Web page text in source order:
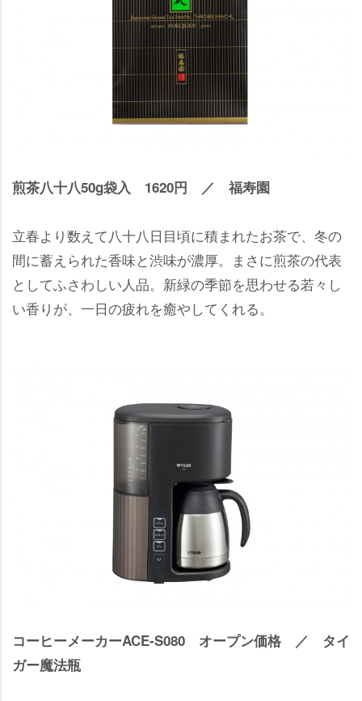
煎茶八十八50g袋入 1620円 ／ 福寿園
立春より数えて八十八日目頃に積まれたお茶で、冬の
間に蓄えられた香味と渋味が濃厚。まさに煎茶の代表
としてふさわしい人品。新緑の季節を思わせる若々し
い香りが、一日の疲れを癒やしてくれる。
コーヒーメーカーACE-S080 オープン価格 ／ タイ
ガー魔法瓶